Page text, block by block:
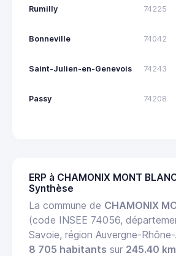
Rumilly 74225
Bonneville 74042
Saint-Julien-en-Genevois 74243
Passy 74208
ERP à CHAMONIX MONT
Synthèse
La commune de CHAMONIX
(code INSEE 74056,
Savoie, région Auvergne-
8 705 habitants sur 245.40